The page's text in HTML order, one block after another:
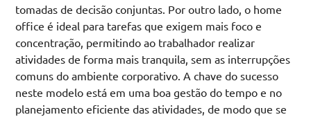
tomadas de decisão conjuntas. Por outro lado, o home
office é ideal para tarefas que exigem mais foco e
concentração, permitindo ao trabalhador realizar
atividades de forma mais tranquila, sem as interrupções
comuns do ambiente corporativo. A chave do sucesso
neste modelo está em uma boa gestão do tempo e no
planejamento eficiente das atividades, de modo que se